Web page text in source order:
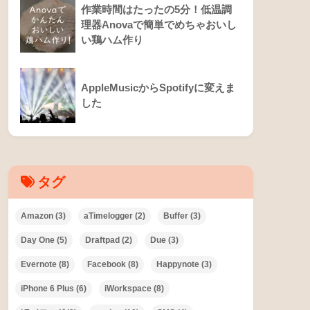
作業時間はたったの5分！低温調
理器Anovaで簡単でめちゃおいし
い鶏ハム作り
AppleMusicからSpotifyに変えま
した
タグ
Amazon (3) aTimelogger (2) Buffer (3)
Day One (5) Draftpad (2) Due (3)
Evernote (8) Facebook (8) Happynote (3)
iPhone 6 Plus (6) iWorkspace (8)